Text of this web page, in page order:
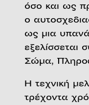
όσο και ως
ο
ως μια
εξελίσσεται
Σώμα,
Η τεχνική
τρέχοντα